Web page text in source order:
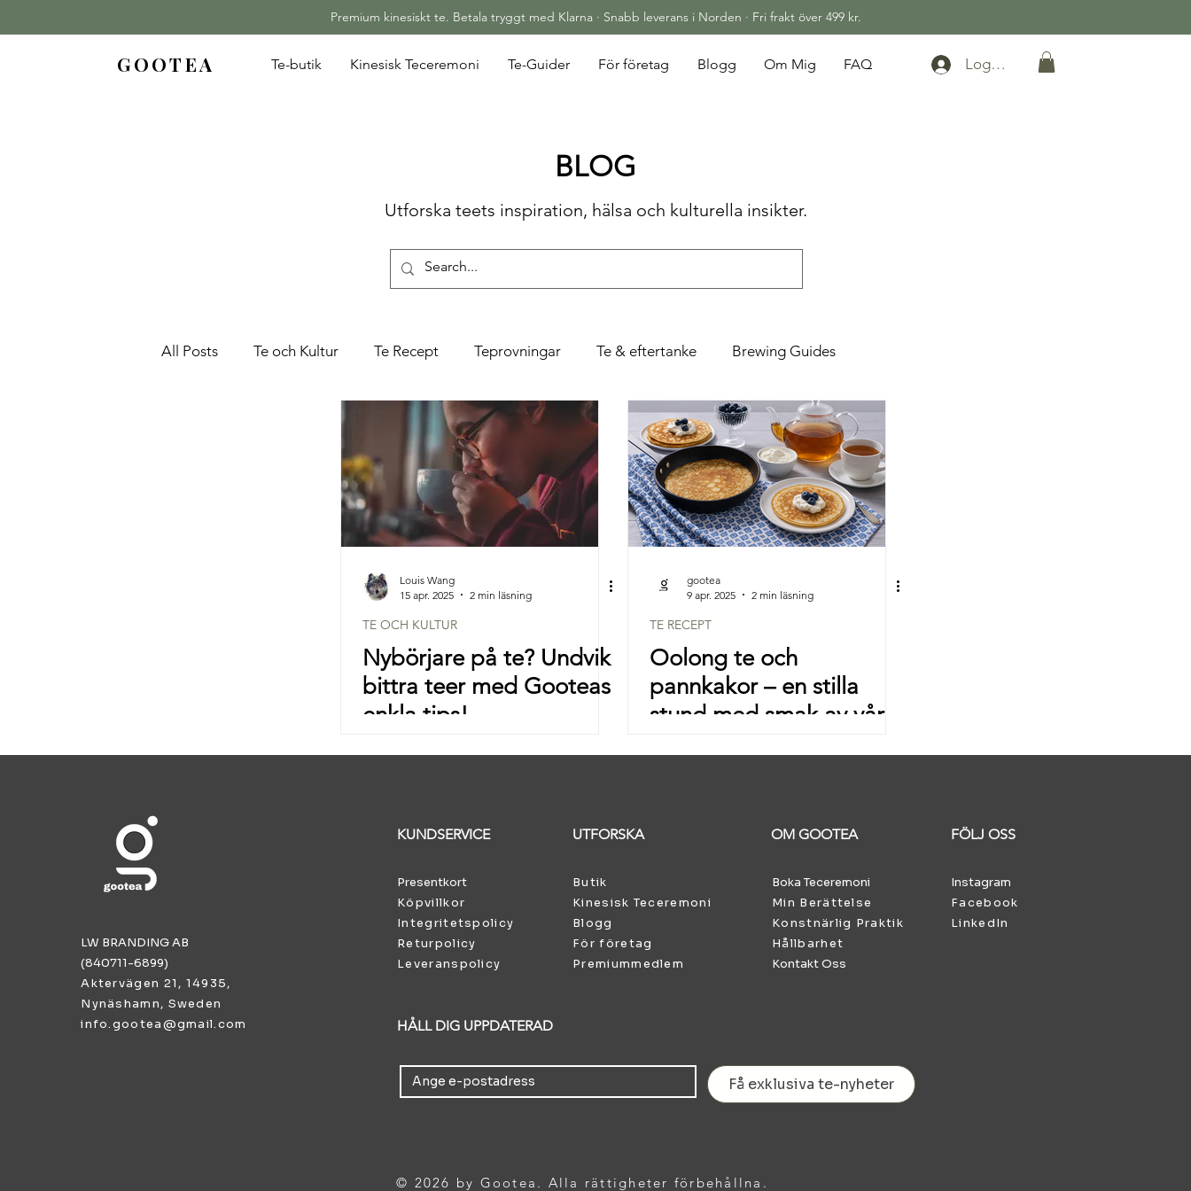
Premium kinesiskt te. Betala tryggt med Klarna · Snabb leverans i Norden · Fri frakt över 499 kr.
GOOTEA Te-butik Kinesisk Teceremoni Te-Guider För företag Blogg Om Mig FAQ Logga in
BLOG
Utforska teets inspiration, hälsa och kulturella insikter.
All Posts Te och Kultur Te Recept Teprovningar Te & eftertanke Brewing Guides
Louis Wang
15 apr. 2025
2 min läsning
TE OCH KULTUR
Nybörjare på te? Undvik
bittra teer med Gooteas
enkla tips!
gootea
9 apr. 2025
2 min läsning
TE RECEPT
Oolong te och
pannkakor – en stilla
stund med smak av vår
LW BRANDING AB
(840711-6899)
Aktervägen 21, 14935,
Nynäshamn, Sweden
info.gootea@gmail.com
KUNDSERVICE UTFORSKA
Presentkort
Köpvillkor
Integritetspolicy
Returpolicy
Leveranspolicy
Butik
Kinesisk Teceremoni
Blogg
För företag
Premiummedlem
OM GOOTEA
Boka Teceremoni
Min Berättelse
Konstnärlig Praktik
Hållbarhet
Kontakt Oss
FÖLJ OSS
Instagram
Facebook
LinkedIn
HÅLL DIG UPPDATERAD
Få exklusiva te-nyheter
© 2026 by Gootea. Alla rättigheter förbehållna.